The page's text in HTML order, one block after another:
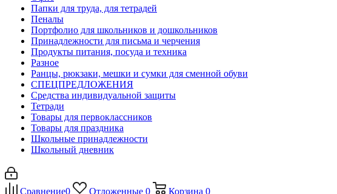
Папки для труда, для тетрадей
Пеналы
Портфолио для школьников и дошкольников
Принадлежности для письма и черчения
Продукты питания, посуда и техника
Разное
Ранцы, рюкзаки, мешки и сумки для сменной обуви
СПЕЦПРЕДЛОЖЕНИЯ
Средства индивидуальной защиты
Тетради
Товары для первоклассников
Товары для праздника
Школьные принадлежности
Школьный дневник
Сравнение0 Отложенные 0 Корзина 0